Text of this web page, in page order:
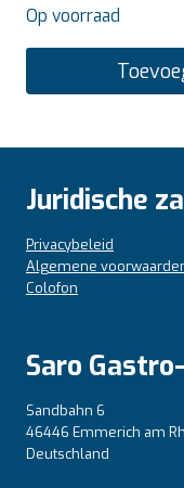
Op voorraad
Juridische
Privacybeleid
Algemene
Colofon
Saro
Sandbahn 6
46446 Emmerich am
Deutschland